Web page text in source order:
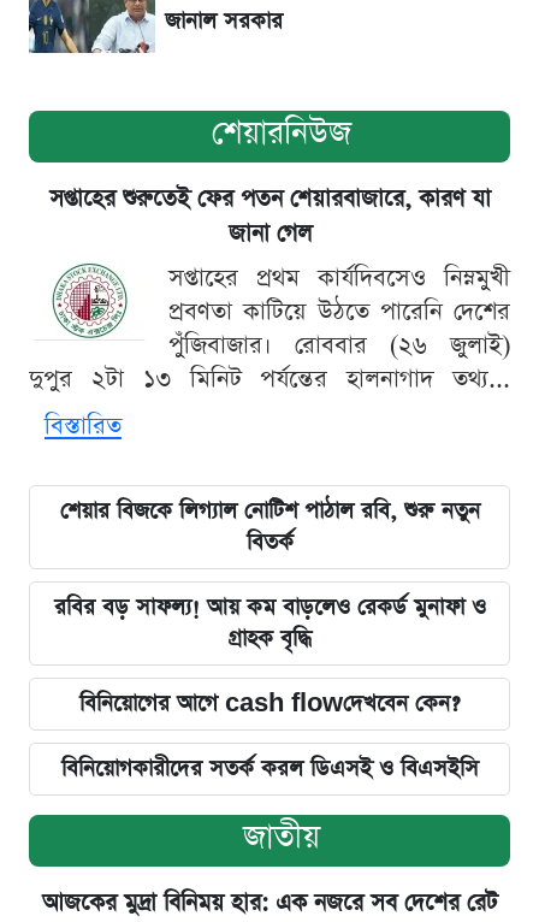
জানাল সরকার
শেয়ারনিউজ
সপ্তাহের শুরুতেই ফের পতন শেয়ারবাজারে, কারণ যা
জানা গেল
সপ্তাহের প্রথম কার্যদিবসেও নিম্নমুখী
প্রবণতা কাটিয়ে উঠতে পারেনি দেশের
পুঁজিবাজার। রোববার (২৬ জুলাই)
দুপুর ২টা ১৩ মিনিট পর্যন্তের হালনাগাদ তথ্য...
বিস্তারিত
শেয়ার বিজকে লিগ্যাল নোটিশ পাঠাল রবি, শুরু নতুন
বিতর্ক
রবির বড় সাফল্য! আয় কম বাড়লেও রেকর্ড মুনাফা ও
গ্রাহক বৃদ্ধি
বিনিয়োগের আগে cash flowদেখবেন কেন?
বিনিয়োগকারীদের সতর্ক করল ডিএসই ও বিএসইসি
জাতীয়
আজকের মুদ্রা বিনিময় হার: এক নজরে সব দেশের রেট